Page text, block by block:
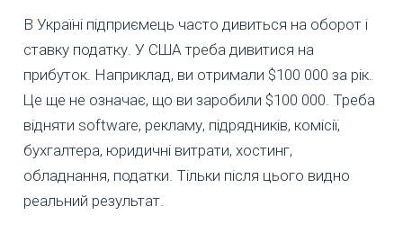
В Україні підприємець часто дивиться на оборот і
ставку податку. У США треба дивитися на
прибуток. Наприклад, ви отримали $100 000 за рік.
Це ще не означає, що ви заробили $100 000. Треба
відняти software, рекламу, підрядників, комісії,
бухгалтера, юридичні витрати, хостинг,
обладнання, податки. Тільки після цього видно
реальний результат.